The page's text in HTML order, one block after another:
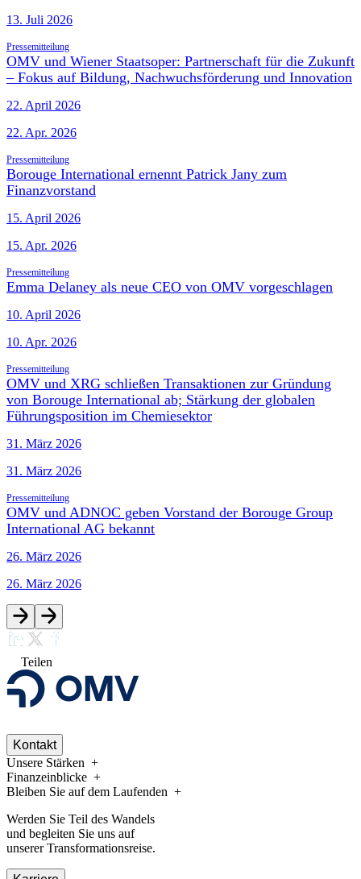
13. Juli 2026
Pressemitteilung
OMV und Wiener Staatsoper: Partnerschaft für die Zukunft
– Fokus auf Bildung, Nachwuchsförderung und Innovation
22. April 2026
22. Apr. 2026
Pressemitteilung
Borouge International ernennt Patrick Jany zum
Finanzvorstand
15. April 2026
15. Apr. 2026
Pressemitteilung
Emma Delaney als neue CEO von OMV vorgeschlagen
10. April 2026
10. Apr. 2026
Pressemitteilung
OMV und XRG schließen Transaktionen zur Gründung
von Borouge International ab; Stärkung der globalen
Führungsposition im Chemiesektor
31. März 2026
31. März 2026
Pressemitteilung
OMV und ADNOC geben Vorstand der Borouge Group
International AG bekannt
26. März 2026
26. März 2026
Teilen
Kontakt
Unsere Stärken
Finanzeinblicke
Bleiben Sie auf dem Laufenden
Werden Sie Teil des Wandels
und begleiten Sie uns auf
unserer Transformationsreise.